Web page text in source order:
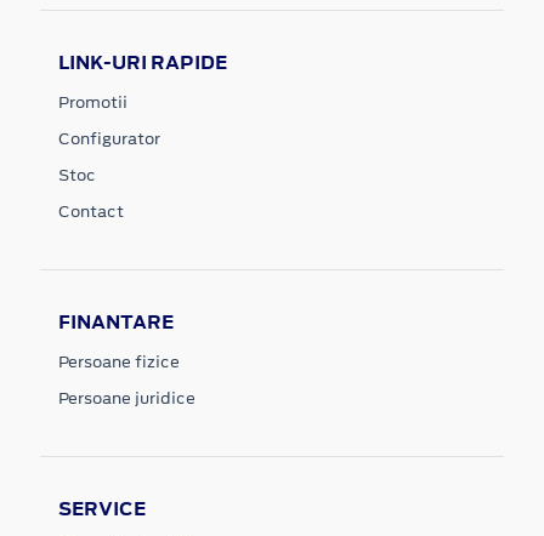
LINK-URI RAPIDE
Promotii
Configurator
Stoc
Contact
FINANTARE
Persoane fizice
Persoane juridice
SERVICE